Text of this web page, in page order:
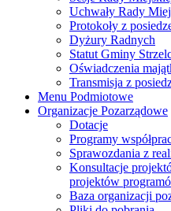
Uchwały Rady
Protokoły z
Dyżury Radnych
Statut Gminy
Oświadczenia
Transmisja z
Menu Podmiotowe
Organizacje Pozarządowe
Dotacje
Programy
Sprawozdania z
Konsultacje
projektów
Baza organizacji